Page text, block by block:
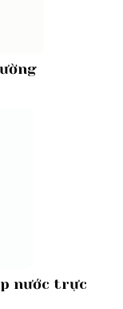
nước trực